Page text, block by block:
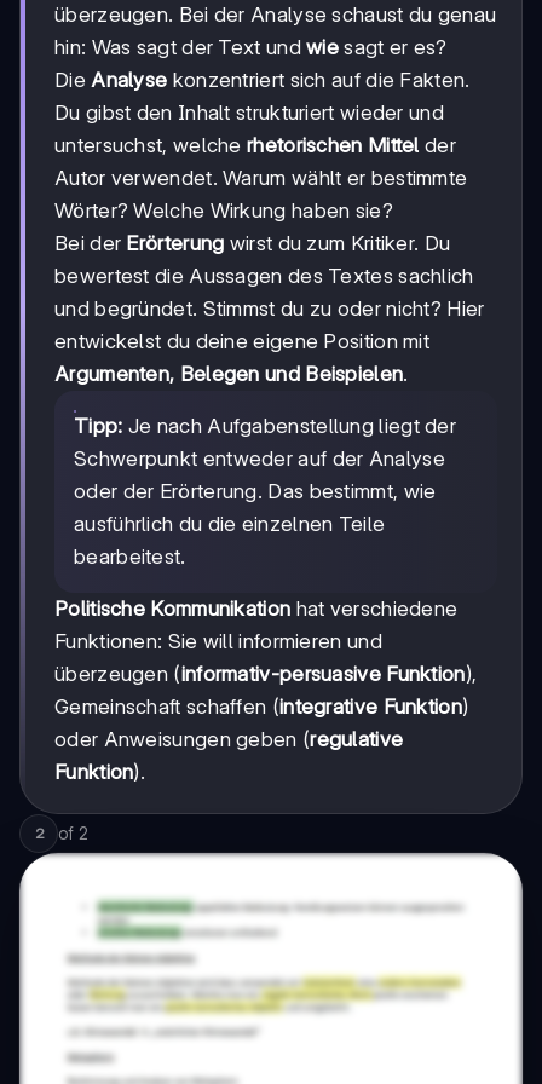
überzeugen. Bei der Analyse schaust du genau
hin: Was sagt der Text undwie sagt er es?
Die Analyse konzentriert sich auf die Fakten.
Du gibst den Inhalt strukturiert wieder und
untersuchst, welcherhetorischen Mittel der
Autor verwendet. Warum wählt er bestimmte
Wörter? Welche Wirkung haben sie?
Bei der Erörterung wirst du zum Kritiker. Du
bewertest die Aussagen des Textes sachlich
und begründet. Stimmst du zu oder nicht? Hier
entwickelst du deine eigene Position mit
Argumenten, Belegen und Beispielen.
Tipp: Je nach Aufgabenstellung liegt der
Schwerpunkt entweder auf der Analyse
oder der Erörterung. Das bestimmt, wie
ausführlich du die einzelnen Teile
bearbeitest.
Politische Kommunikation hat verschiedene
Funktionen: Sie will informieren und
überzeugen (informativ-persuasive Funktion),
Gemeinschaft schaffen (integrative Funktion)
oder Anweisungen geben (regulative
Funktion).
2 of 2